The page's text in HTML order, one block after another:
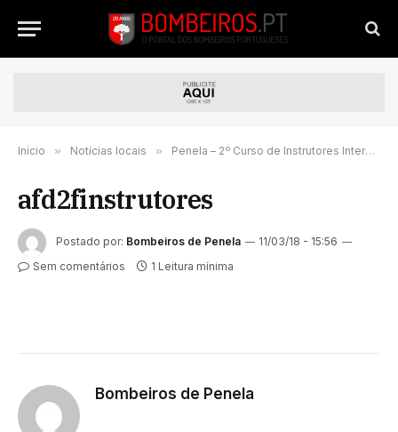
Início » Notícias locais » Penela – 2º Curso de Instrutores Internos concluído
afd2finstrutores
Postado por: Bombeiros de Penela
11/03/18 - 15:56
Sem comentários
1 Leitura mínima
Bombeiros de Penela